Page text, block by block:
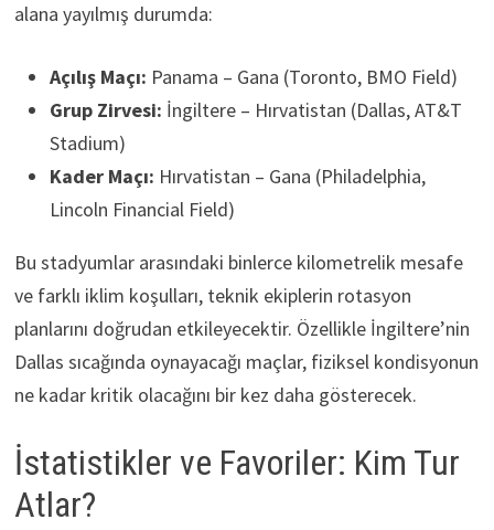
alana yayılmış durumda:
Açılış Maçı: Panama – Gana (Toronto, BMO Field)
Grup Zirvesi: İngiltere – Hırvatistan (Dallas, AT&T
Stadium)
Kader Maçı: Hırvatistan – Gana (Philadelphia,
Lincoln Financial Field)
Bu stadyumlar arasındaki binlerce kilometrelik mesafe
ve farklı iklim koşulları, teknik ekiplerin rotasyon
planlarını doğrudan etkileyecektir. Özellikle İngiltere’nin
Dallas sıcağında oynayacağı maçlar, fiziksel kondisyonun
ne kadar kritik olacağını bir kez daha gösterecek.
İstatistikler ve Favoriler: Kim Tur
Atlar?